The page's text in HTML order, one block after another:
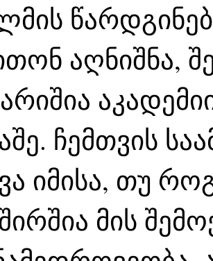
აღნიშნა,
ჩემთვის
იმისა, თუ
მის